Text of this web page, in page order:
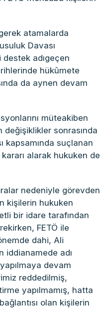
atamalarda
Davası
destek adıgeçen
hükûmete
da aynen devam
müteakiben
değişiklikler sonrasında
kapsamında suçlanan
alarak hukuken de
nedeniyle görevden
kişilerin hukuken
bir idare tarafından
FETÖ ile
dahi, Ali
iddianamede adı
devam
reddedilmiş,
yapılmamış, hatta
olan kişilerin